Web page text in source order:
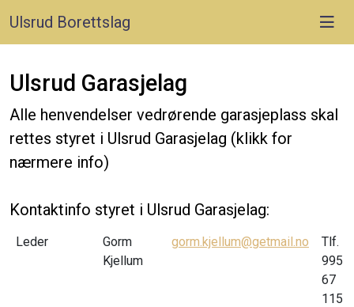
Ulsrud Borettslag
Ulsrud Garasjelag
Alle henvendelser vedrørende garasjeplass skal
rettes styret i Ulsrud Garasjelag (klikk for
nærmere info)
Kontaktinfo styret i Ulsrud Garasjelag:
Leder
Gorm
Kjellum
gorm.kjellum@getmail.no
Tlf.
995
67
115